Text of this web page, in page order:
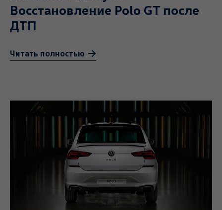
Восстановление Polo GT после
ДТП
Читать полностью